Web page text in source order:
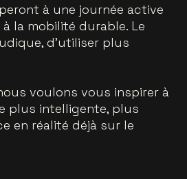
à une journée active
la mobilité durable. Le
d’utiliser plus
voulons vous inspirer à
plus intelligente, plus
en réalité déjà sur le